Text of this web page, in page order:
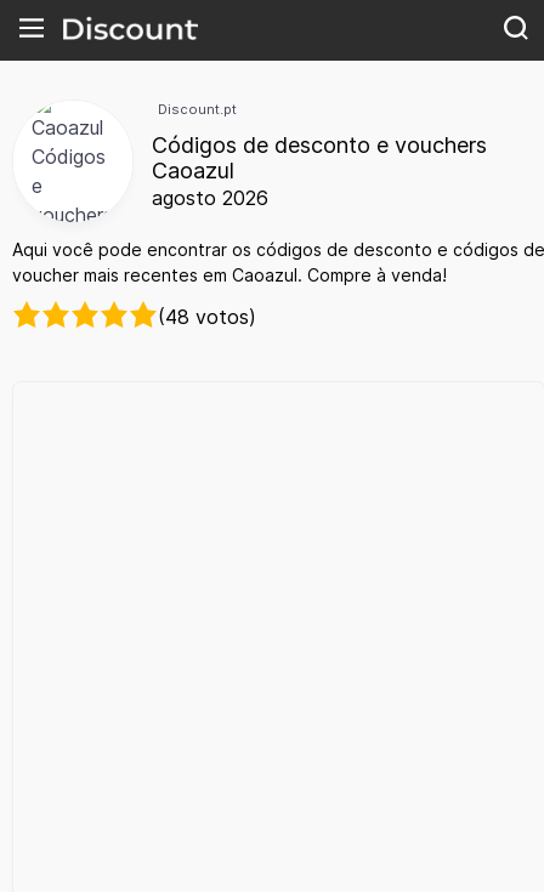
Discount.pt
Códigos de desconto e vouchers
Caoazul
agosto 2026
Aqui você pode encontrar os códigos de desconto e códigos de
voucher mais recentes em Caoazul. Compre à venda!
(48 votos)